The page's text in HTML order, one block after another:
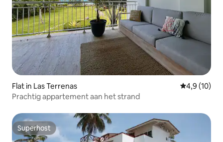
Flat in Las Terrenas
4,9 (10)
Prachtig appartement aan het strand
Superhost
Superhost